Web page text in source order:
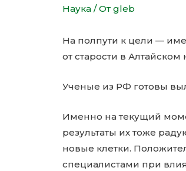
Наука / От gleb
На полпути к цели —
от старости в
Ученые из РФ готовы
Именно на текущий
результаты их тоже
новые клетки.
специалистами при